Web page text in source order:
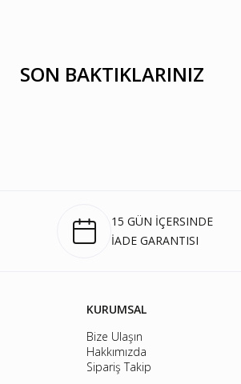
SON BAKTIKLARINIZ
15 GÜN İÇERSINDE
İADE GARANTISI
KURUMSAL
Bize Ulaşın
Hakkımızda
Sipariş Takip